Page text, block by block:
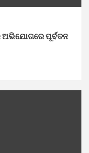
ଅଭିଯୋଗରେ ପୂର୍ବତନ